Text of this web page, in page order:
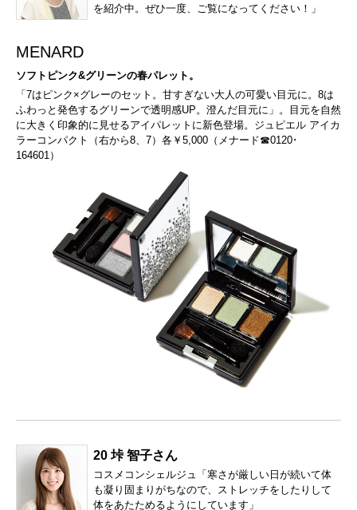
を紹介中。ぜひ一度、ご覧になってください！」
MENARD
ソフトピンク&グリーンの春パレット。
「7はピンク×グレーのセット。甘すぎない大人の可愛い目元に。8は
ふわっと発色するグリーンで透明感UP。澄んだ目元に」。目元を自然
に大きく印象的に見せるアイパレットに新色登場。ジュピエル アイカ
ラーコンパクト（右から8、7）各￥5,000（メナード☎0120･
164601）
20 垰 智子さん
コスメコンシェルジュ「寒さが厳しい日が続いて体
も凝り固まりがちなので、ストレッチをしたりして
体をあたためるようにしています」